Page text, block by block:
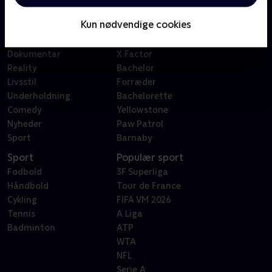
Kun nødvendige cookies
Dokumentar
Reality
Livsstil
Underholdning
Comedy
Nyheder
Sport
Badehotellet
X Factor
Bachelor
Forræder
Bachelorette
Yellowstone
Paw Patrol
Barnaby
Sport
Fodbold
Håndbold
Cykling
Tennis
Badminton
Populær sport
3F Superliga
Tour de France
FIFA VM 2026
A Liga
ATP
WTA
NFL
Serie A